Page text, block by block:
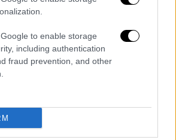
to enable storage
including authentication
fraud prevention, and other
του Περέιρα, ενώ στο 44' η
πέρασε εκτός. Το
με το γκολ του Βάργκα
εκτέλεση του
επιθετικός
ότι ο Πήλιος έπεσε
ζήτησε πέναλτι στο 44'.